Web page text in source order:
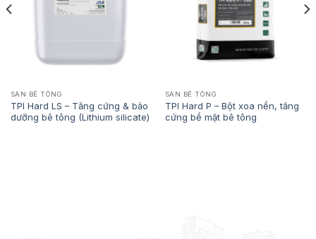
SÀN BÊ TÔNG
TPI Hard LS – Tăng cứng & bảo
dưỡng bê tông (Lithium silicate)
SÀN BÊ TÔNG
TPI Hard P – Bột xoa nền, tăng
cứng bề mặt bê tông